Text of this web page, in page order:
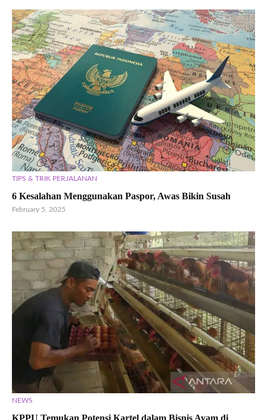
TIPS & TRIK PERJALANAN
6 Kesalahan Menggunakan Paspor, Awas Bikin Susah
February 5, 2025
NEWS
KPPU Temukan Potensi Kartel dalam Bisnis Ayam di